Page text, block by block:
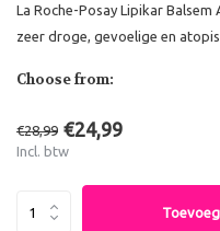
La Roche-Posay Lipikar
zeer droge, gevoelige en
Choose from:
€28,99 €24,99
Incl. btw